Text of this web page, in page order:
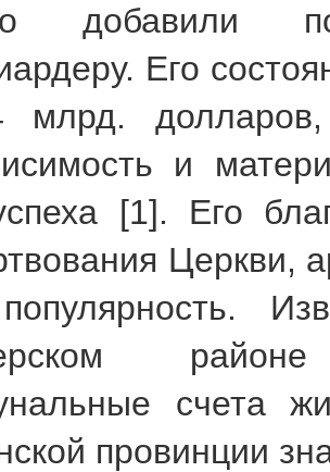
добавили
Его
млрд.
и
[1]. Его
Церкви,
счета
провинции